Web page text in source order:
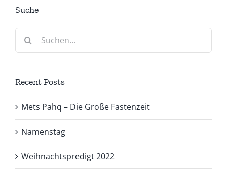
Suche
Suche
Recent Posts
Mets Pahq – Die Große Fastenzeit
Namenstag
Weihnachtspredigt 2022